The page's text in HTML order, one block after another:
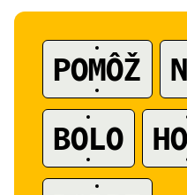
POMÔŽ
BOLO